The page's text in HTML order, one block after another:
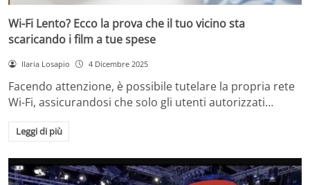
Wi-Fi Lento? Ecco la prova che il tuo vicino sta
scaricando i film a tue spese
Ilaria Losapio 4 Dicembre 2025
Facendo attenzione, è possibile tutelare la propria rete
Wi-Fi, assicurandosi che solo gli utenti autorizzati…
Leggi di più